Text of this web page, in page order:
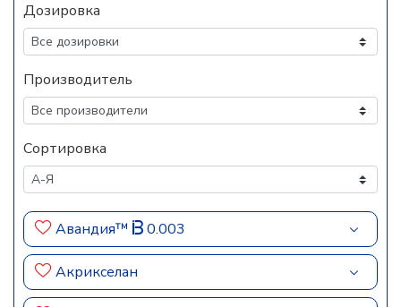
Дозировка
Производитель
Сортировка
Авандия™ 0.003
Акрикселан